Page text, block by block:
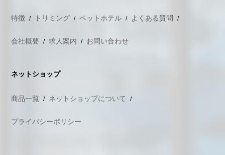
特徴 トリミング ペットホテル よくある質問
会社概要 求人案内 お問い合わせ
ネットショップ
商品一覧 ネットショップについて
プライバシーポリシー